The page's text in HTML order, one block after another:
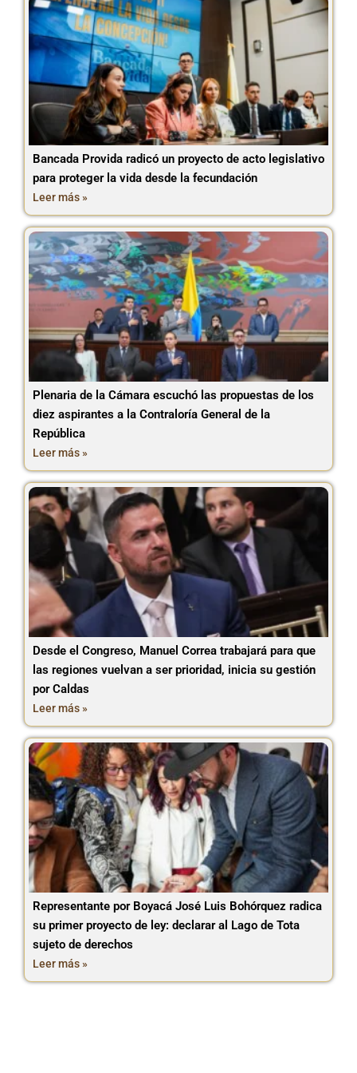
Bancada Provida radicó un proyecto de acto legislativo
para proteger la vida desde la fecundación
Leer más »
Plenaria de la Cámara escuchó las propuestas de los
diez aspirantes a la Contraloría General de la
República
Leer más »
Desde el Congreso, Manuel Correa trabajará para que
las regiones vuelvan a ser prioridad, inicia su gestión
por Caldas
Leer más »
Representante por Boyacá José Luis Bohórquez radica
su primer proyecto de ley: declarar al Lago de Tota
sujeto de derechos
Leer más »